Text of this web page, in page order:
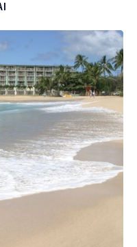
kun je de
deze is 17
je nog uitwijken
Falls. Ook kom je
kun je genieten